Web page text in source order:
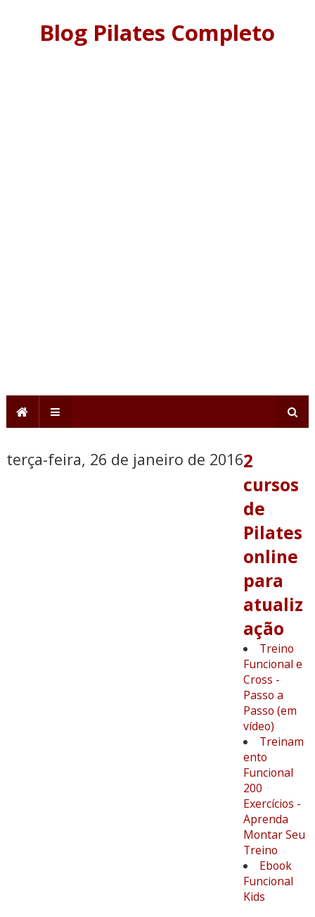
Blog Pilates Completo
terça-feira, 26 de janeiro de 20162
cursos
de
Pilates
online
para
atualiz
ação
Treino
Funcional e
Cross -
Passo a
Passo (em
vídeo)
Treinam
ento
Funcional
200
Exercícios -
Aprenda
Montar Seu
Treino
Ebook
Funcional
Kids